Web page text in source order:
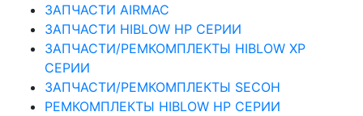
ЗАПЧАСТИ AIRMAC
ЗАПЧАСТИ HIBLOW HP СЕРИИ
ЗАПЧАСТИ/РЕМКОМПЛЕКТЫ HIBLOW XP
СЕРИИ
ЗАПЧАСТИ/РЕМКОМПЛЕКТЫ SECOH
РЕМКОМПЛЕКТЫ HIBLOW HP СЕРИИ